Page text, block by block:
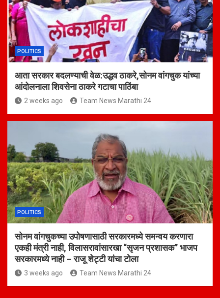
POLITICS
आता सरकार बदलण्याची वेळ:उद्धव ठाकरे,सोनम वांगचुक यांच्या
आंदोलनाला शिवसेना ठाकरे गटाचा पाठिंबा
2 weeks ago Team News Marathi 24
POLITICS
सोनम वांगचुकच्या उपोषणासाठी सरकारमध्ये समन्वय करणारा
एकही मंत्री नाही, विलासरावांसारखा “सृजन प्रशासक” भाजप
सरकारमध्ये नाही – राजू शेट्टी यांचा टोला
3 weeks ago Team News Marathi 24